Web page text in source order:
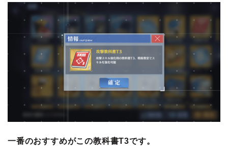
一番のおすすめがこの教科書T3です。